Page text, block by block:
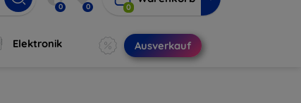
0 0 0
Elektronik Ausverkauf